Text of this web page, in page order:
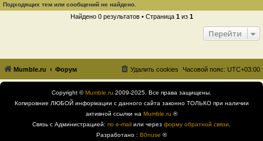
Подходящих тем или сообщений не найдено.
Найдено 0 результатов • Страница 1из 1
Перейти
Mumble.ru Форум Часовой пояс: UTC+03:00
Удалить cookies
Copyright ©Mumble.ru 2009-2025. Все права защищены.
Копировние ЛЮБОЙ информации с данного сайта законно ТОЛЬКО при наличии
активной ссылки на Mumble.ru ®
Связь с Администрацией: по e-mail или через форму обратной связи
Разработано : B0nuse ®